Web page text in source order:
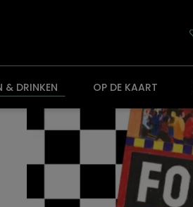
& DRINKEN OP DE KAART